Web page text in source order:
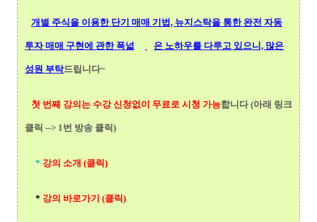
개별 주식을 이용한 단기 매매 기법, 뉴지스탁을 통한 완전 자동
투자 매매 구현에 관한 폭넓 은 노하우를 다루고 있으니, 많은
성원 부탁드립니다~
첫 번째 강의는 수강 신청없이 무료로 시청 가능합니다 (아래 링크
클릭 --> 1번 방송 클릭)
* 강의 소개 (클릭)
* 강의 바로가기 (클릭)